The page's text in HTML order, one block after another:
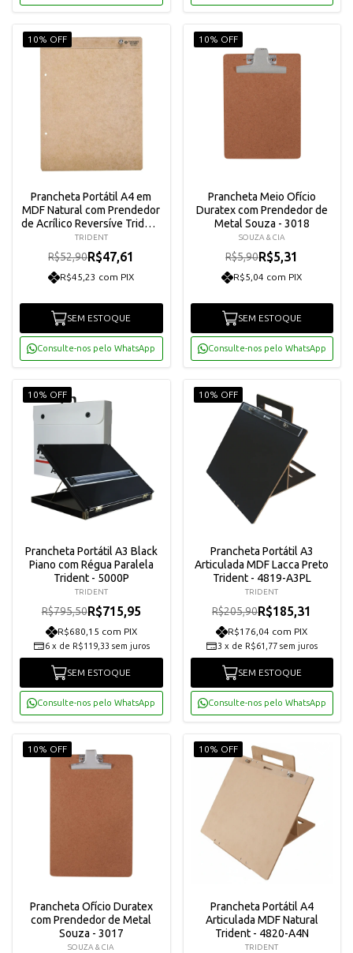
10% OFF
Prancheta Portátil A4 em
MDF Natural com Prendedor
de Acrílico Reversíve Trident
- 48-A4MA
TRIDENT
R$52,90R$47,61
R$45,23 com PIX
SEM ESTOQUE
Consulte-nos pelo WhatsApp
10% OFF
Prancheta Meio Ofício
Duratex com Prendedor de
Metal Souza - 3018
SOUZA & CIA
R$5,90R$5,31
R$5,04 com PIX
SEM ESTOQUE
Consulte-nos pelo WhatsApp
10% OFF
Prancheta Portátil A3 Black
Piano com Régua Paralela
Trident - 5000P
TRIDENT
R$795,50R$715,95
R$680,15 com PIX
6 x de R$119,33 sem juros
SEM ESTOQUE
Consulte-nos pelo WhatsApp
10% OFF
Prancheta Portátil A3
Articulada MDF Lacca Preto
Trident - 4819-A3PL
TRIDENT
R$205,90R$185,31
R$176,04 com PIX
3 x de R$61,77 sem juros
SEM ESTOQUE
Consulte-nos pelo WhatsApp
10% OFF
Prancheta Ofício Duratex
com Prendedor de Metal
Souza - 3017
SOUZA & CIA
10% OFF
Prancheta Portátil A4
Articulada MDF Natural
Trident - 4820-A4N
TRIDENT